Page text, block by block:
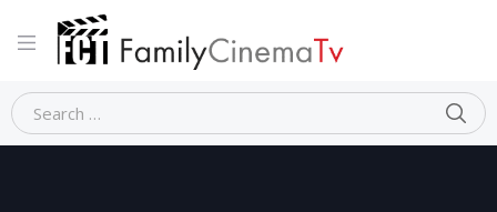
Home Dramma